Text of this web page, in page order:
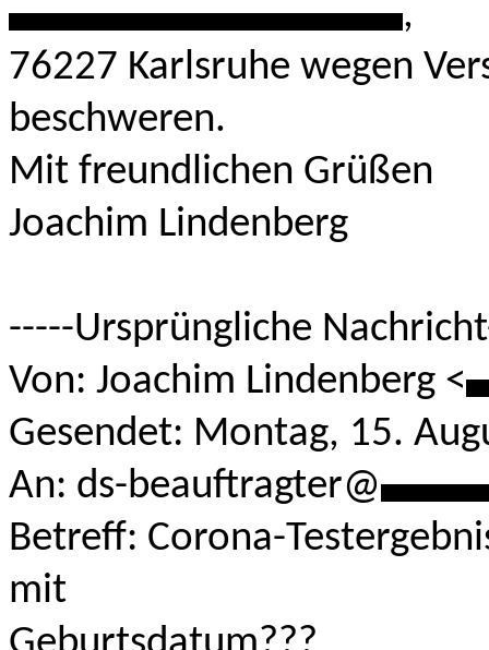
*******************,
76227 Karlsruhe wegen
beschweren.
Mit freundlichen Grüßen
Joachim Lindenberg
-----Ursprüngliche
Von: Joachim Lindenberg <
Gesendet: Montag, 15.
An: ds-beauftragter@
Betreff: Corona-
mit